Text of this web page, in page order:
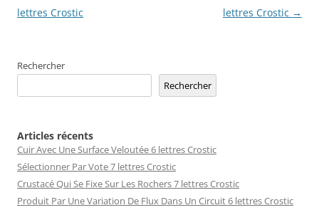
des
lettres Crostic
lettres Crostic →
Rechercher
Rechercher
Articles récents
Cuir Avec Une Surface Veloutée 6 lettres Crostic
Sélectionner Par Vote 7 lettres Crostic
Crustacé Qui Se Fixe Sur Les Rochers 7 lettres Crostic
Produit Par Une Variation De Flux Dans Un Circuit 6 lettres Crostic